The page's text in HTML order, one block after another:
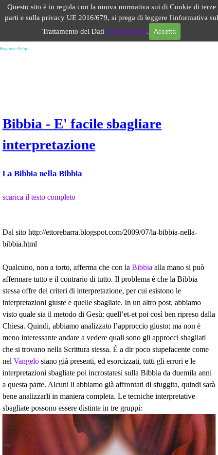
Questo sito è in regola con la nuova normativa sui di Cookie di terze
parti e sulla privacy UE 2016/679, si prega di leggere l'informativa sul
Trattamento dei Dati cliccando qui. Accetta
Vai ai contenuti
Salta menù
Come si interpreta la Bibbia metodi contro le eresie pentecostali
Risposte Veloci
Bibbia - E' facile sbagliare
interpretazione
La Bibbia nella Bibbia
scarica il testo completo
Dal sito http://ettorebarra.blogspot.com/2009/07/la-bibbia-nella-
bibbia.html
Qualcuno, non a torto, afferma che con la Bibbia alla mano si può
affermare tutto e il contrario di tutto. Il problema è che la Bibbia
stessa offre dei criteri di interpretazione, per cui esistono le
interpretazioni giuste e quelle sbagliate. In un altro post, abbiamo
visto quale sia il metodo di Gesù: quell’et-et poi così ben ripreso dalla
Chiesa. Quindi, abbiamo analizzato l’approccio giusto; ma non è
meno interessante andare a vedere quali sono gli approcci sbagliati
che si trovano nella Scrittura stessa. È a dir poco stupefacente come
nel Vangelo siano già presenti, ed esorcizzati, tutti gli errori e le
interpretazioni sbagliate poi incrostatesi sulla Bibbia da duemila anni
a questa parte. Alcuni li abbiamo già affrontati di sfuggita, quindi sarà
bene analizzarli in maniera completa. Le tecniche interpretative
sbagliate possono essere distinte in tre gruppi: